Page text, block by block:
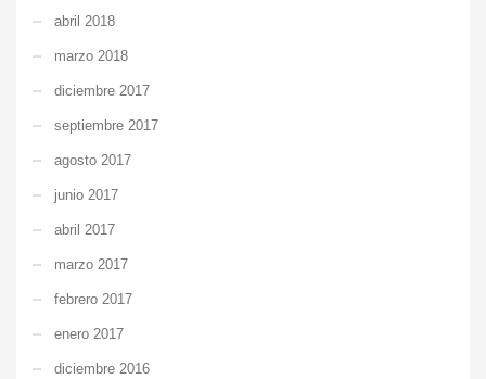
abril 2018
marzo 2018
diciembre 2017
septiembre 2017
agosto 2017
junio 2017
abril 2017
marzo 2017
febrero 2017
enero 2017
diciembre 2016